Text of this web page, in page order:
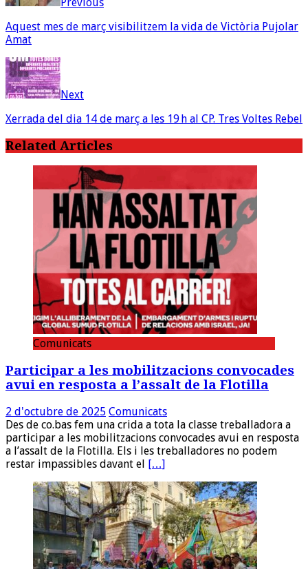
Aquest mes de març visibilitzem la vida de Victòria Pujolar
Amat
Next
Xerrada del dia 14 de març a les 19 h al CP. Tres Voltes Rebel
Related Articles
Comunicats
Participar a les mobilitzacions convocades
avui en resposta a l’assalt de la Flotilla
2 d'octubre de 2025 Comunicats
Des de co.bas fem una crida a tota la classe treballadora a
participar a les mobilitzacions convocades avui en resposta
a l’assalt de la Flotilla. Els i les treballadores no podem
restar impassibles davant el […]